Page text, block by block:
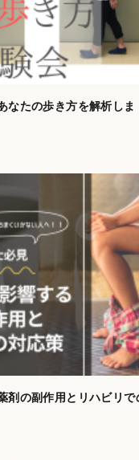
なたの歩き方を解析しま
剤の副作用とリハビリで